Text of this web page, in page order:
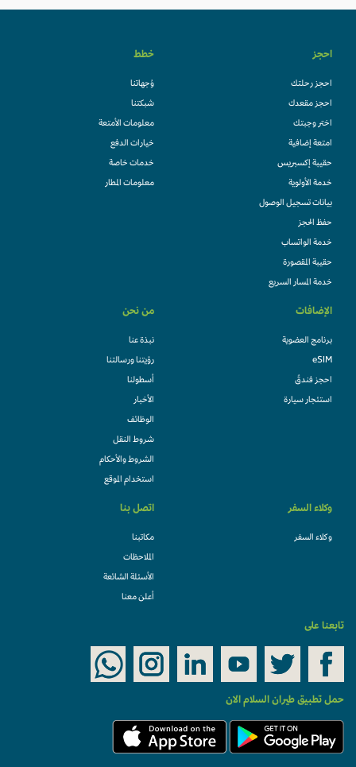
احجز
احجز رحلتك
احجز مقعدك
اختر وجبتك
امتعة إضافية
حقيبة إكسبريس
خدمة الأولوية
بيانات تسجيل الوصول
حفظ الحجز
خدمة الواتساب
حقيبة المقصورة
خدمة المسار السريع
خطط
وُجهاتنا
شبكتنا
معلومات الأمتعة
خيارات الدفع
خدمات خاصة
معلومات المطار
الإضافات
برنامج العضوية
eSIM
احجز فندقً
استئجار سيارة
من نحن
نبذة عنا
رؤيتنا ورسالتنا
أسطولنا
الأخبار
الوظائف
شروط النقل
الشروط والأحكام
استخدام الموقع
وكلاء السفر
وكلاء السفر
اتصل بنا
مكاتبنا
الملاحظات
الأسئلة الشائعة
أعلن معنا
تابعنا على
حمل تطبيق طيران السلام الان